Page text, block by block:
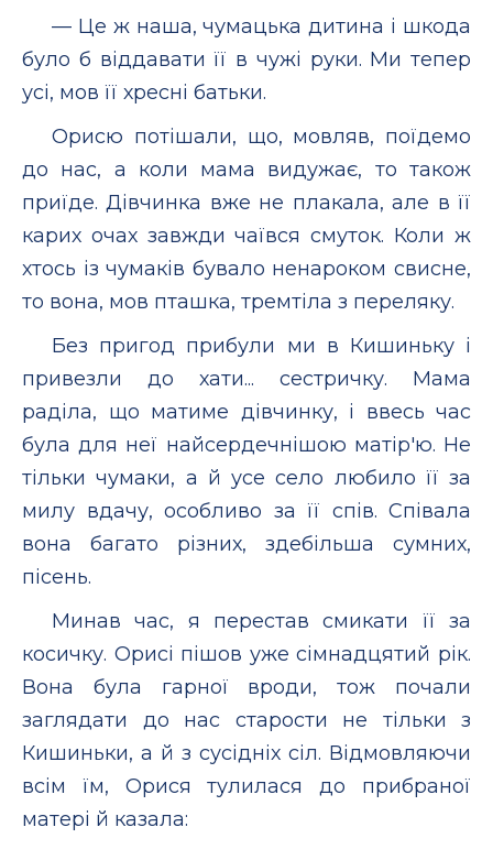
— Це ж наша, чумацька дитина і шкода
було б віддавати її в чужі руки. Ми тепер
усі, мов її хресні батьки.
Орисю потішали, що, мовляв, поїдемо
до нас, а коли мама видужає, то також
приїде. Дівчинка вже не плакала, але в її
карих очах завжди чаївся смуток. Коли ж
хтось із чумаків бувало ненароком свисне,
то вона, мов пташка, тремтіла з переляку.
Без пригод прибули ми в Кишиньку і
привезли до хати... сестричку. Мама
раділа, що матиме дівчинку, і ввесь час
була для неї найсердечнішою матір'ю. Не
тільки чумаки, а й усе село любило її за
милу вдачу, особливо за її спів. Співала
вона багато різних, здебільша сумних,
пісень.
Минав час, я перестав смикати її за
косичку. Орисі пішов уже сімнадцятий рік.
Вона була гарної вроди, тож почали
заглядати до нас старости не тільки з
Кишиньки, а й з сусідніх сіл. Відмовляючи
всім їм, Орися тулилася до прибраної
матері й казала: